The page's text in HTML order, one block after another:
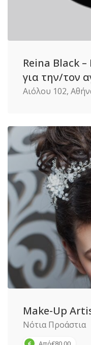
Reina Black
για την/τον
Αιόλου 102,
Make-Up
Νότια Προάστια